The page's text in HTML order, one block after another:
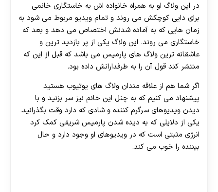
در این ولاگ او به همراه خانواده اش به خاستگاری خانمی
برای دایی کوچکش می روند و تمام ویدیو مربوط می شود به
زمان هایی که به آماده شدنش اختصاص می دهد و بعد که
خاستگاری می روند. این ولاگ یکی از پر بازدید ترین و
عاشقانه ترین ولاگ های پارمیس می باشد که قبل از این که
منتشر کند قول آن را به طرفدارانش داده بود.
اگر شما هم از علاقه مندان ولاگ های یوتیوب هستید
پیشنهاد می کنیم که به چنل این خانم نیز سر بزنید و با
دیدن ویدیوهای سرگرم کننده و شادی که دارد وقت بگذرانید.
یکی از دلایلی که به دیده شدن پارمیس شریفی کمک کرد
انرژی مثبتی است که در ویدیوهای او وجود دارد و حال
بیننده را خوب می کند.